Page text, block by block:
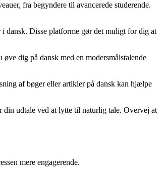
fra begyndere til avancerede studerende.
Disse platforme gør det muligt for dig at
dig på dansk med en modersmålstalende
af bøger eller artikler på dansk kan hjælpe
udtale ved at lytte til naturlig tale. Overvej at
mere engagerende.